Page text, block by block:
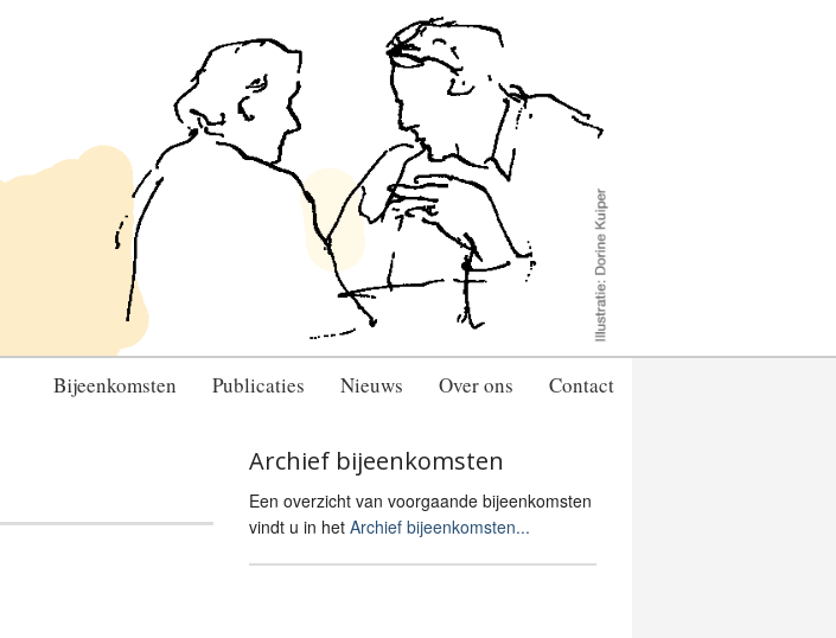
Bijeenkomsten Publicaties Nieuws Over ons Contact
Archief bijeenkomsten
Een overzicht van voorgaande bijeenkomsten
vindt u in het Archief bijeenkomsten...